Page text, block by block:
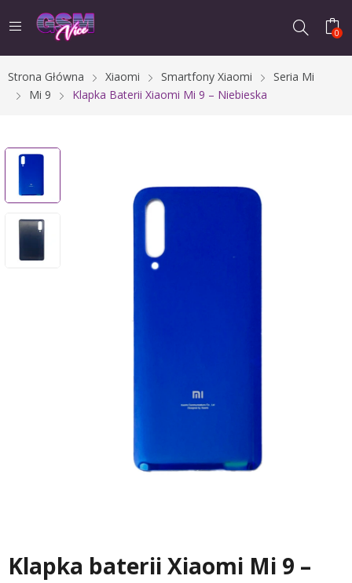
0
Strona Główna Xiaomi Smartfony Xiaomi
Seria Mi
Mi 9
Klapka Baterii Xiaomi Mi 9 – Niebieska
Klapka baterii Xiaomi Mi 9 –